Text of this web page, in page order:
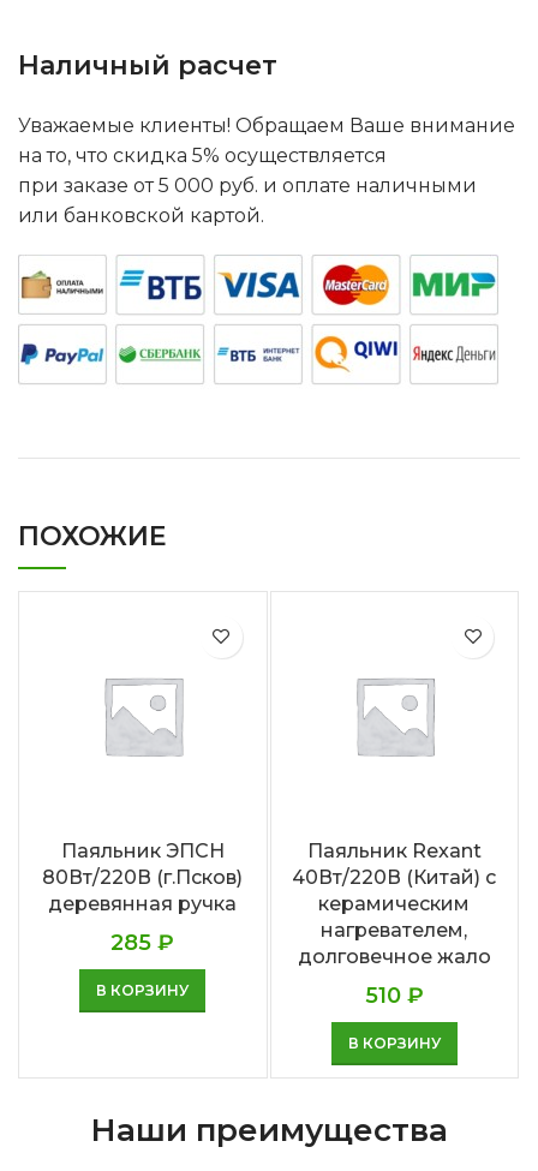
Наличный расчет
Уважаемые клиенты! Обращаем Ваше внимание
на то, что скидка 5% осуществляется
при заказе от 5 000 руб. и оплате наличными
или банковской картой.
ПОХОЖИЕ
Паяльник ЭПСН
80Вт/220В (г.Псков)
деревянная ручка
285₽
В КОРЗИНУ
Паяльник Rexant
40Вт/220В (Китай) с
керамическим
нагревателем,
долговечное жало
510 ₽
В КОРЗИНУ
Наши преимущества